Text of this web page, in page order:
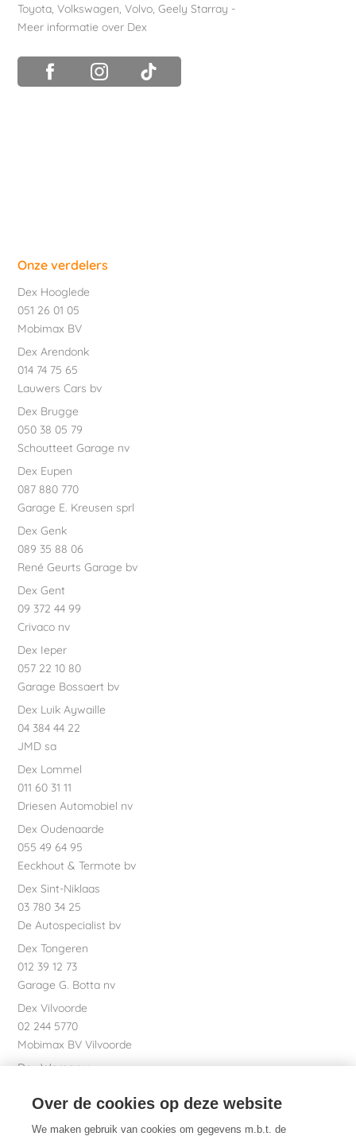
Toyota,Volkswagen,Volvo,Geely Starray -
Meer informatie over Dex
Onze verdelers
Dex Hooglede
051 26 01 05
Mobimax BV
Dex Arendonk
014 74 75 65
Lauwers Cars bv
Dex Brugge
050 38 05 79
Schoutteet Garage nv
Dex Eupen
087 880 770
Garage E. Kreusen sprl
Dex Genk
089 35 88 06
René Geurts Garage bv
Dex Gent
09 372 44 99
Crivaco nv
Dex Ieper
057 22 10 80
Garage Bossaert bv
Dex Luik Aywaille
04 384 44 22
JMD sa
Dex Lommel
011 60 31 11
Driesen Automobiel nv
Dex Oudenaarde
055 49 64 95
Eeckhout & Termote bv
Dex Sint-Niklaas
03 780 34 25
De Autospecialist bv
Dex Tongeren
012 39 12 73
Garage G. Botta nv
Dex Vilvoorde
02 244 5770
Mobimax BV Vilvoorde
Dex Waregem
Garage Dhont bv
Dex nv Maatschappelijke zetel
Over de cookies op deze website
We maken gebruik van cookies om gegevens m.b.t. de